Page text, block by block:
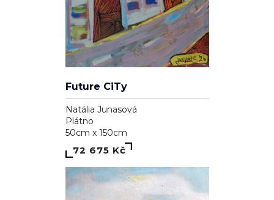
Future CiTy
Natália Junasová
Plátno
50cm x 150cm
72 675 Kč